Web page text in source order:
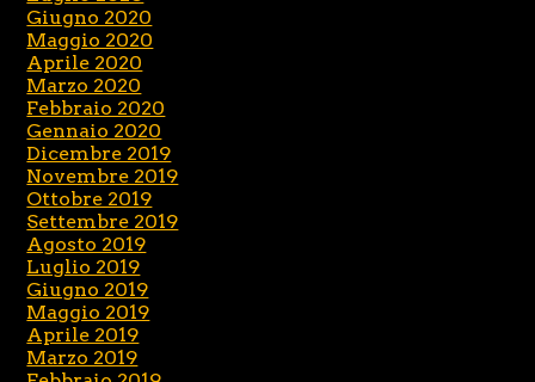
Giugno 2020
Maggio 2020
Aprile 2020
Marzo 2020
Febbraio 2020
Gennaio 2020
Dicembre 2019
Novembre 2019
Ottobre 2019
Settembre 2019
Agosto 2019
Luglio 2019
Giugno 2019
Maggio 2019
Aprile 2019
Marzo 2019